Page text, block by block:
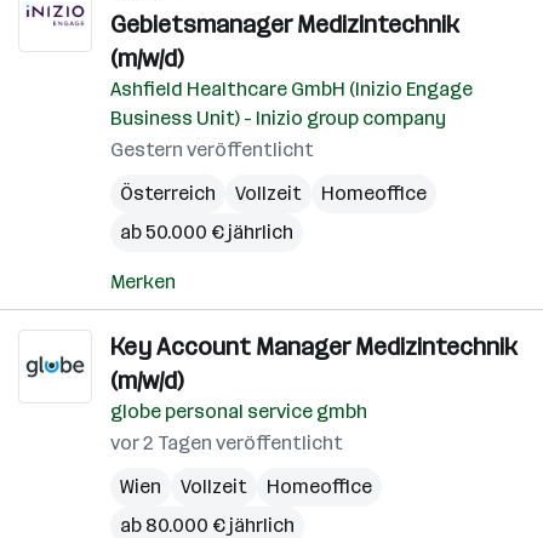
Gebietsmanager Medizintechnik
(m/w/d)
Ashfield Healthcare GmbH (Inizio Engage
Business Unit) - Inizio group company
Gestern veröffentlicht
Österreich
Vollzeit
Homeoffice
ab 50.000 € jährlich
Merken
Key Account Manager Medizintechnik
(m/w/d)
globe personal service gmbh
vor 2 Tagen veröffentlicht
Wien
Vollzeit
Homeoffice
ab 80.000 € jährlich